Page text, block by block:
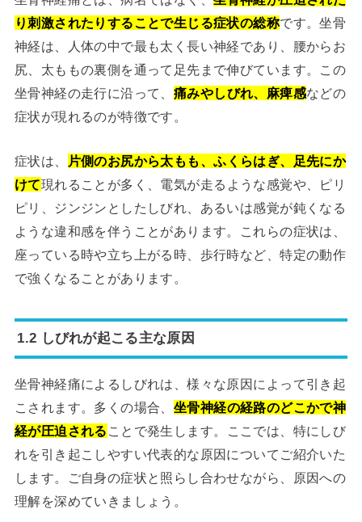
り刺激されたりすることで生じる症状の総称です。坐骨
神経は、人体の中で最も太く長い神経であり、腰からお
尻、太ももの裏側を通って足先まで伸びています。この
坐骨神経の走行に沿って、 痛みやしびれ、麻痺感などの
症状が現れるのが特徴です。
症状は、
片側のお尻から太もも、ふくらはぎ、足先にか
けて現れることが多く、電気が走るような感覚や、ピリ
ピリ、ジンジンとしたしびれ、あるいは感覚が鈍くなる
ような違和感を伴うことがあります。これらの症状は、
座っている時や立ち上がる時、歩行時など、特定の動作
で強くなることがあります。
1.2 しびれが起こる主な原因
坐骨神経痛によるしびれは、様々な原因によって引き起
こされます。多くの場合、 坐骨神経の経路のどこかで神
経が圧迫される ことで発生します。ここでは、特にしび
れを引き起こしやすい代表的な原因についてご紹介いた
します。ご自身の症状と照らし合わせながら、原因への
理解を深めていきましょう。